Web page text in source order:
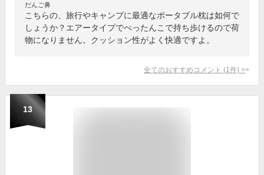
だんご鼻
こちらの、旅行やキャンプに最適なポータブル枕は如何で
しょうか？エアータイプでぺったんこで持ち歩けるので荷
物になりません。クッション性がよく快適ですよ。
全てのおすすめコメント (1 件) >
13